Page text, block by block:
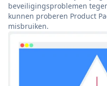
beveiligingsproblemen
kunnen proberen Product
misbruiken.